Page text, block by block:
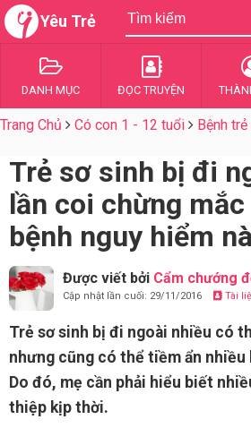
Yêu Trẻ
DANH MỤC ĐỌC TRUYỆN
Trang Chủ Có con 1 - 12 tuổi Bệnh
Trẻ sơ sinh bị đi
lần coi chừng
bệnh nguy hiểm
Được viết bởi Cẩm chướng
Cập nhật lần cuối: 29/11/2016 Tài
Trẻ sơ sinh bị đi ngoài nhiều có
nhưng cũng có thể tiềm ẩn nhiều
Do đó, mẹ cần phải hiểu biết
thiệp kịp thời.